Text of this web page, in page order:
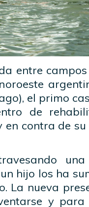
entre
el primo
de
contra de
hijo los ha
La nueva
y para